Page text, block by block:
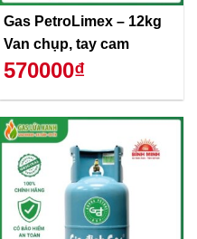
Gas PetroLimex – 12kg
Van chụp, tay cam
570000₫